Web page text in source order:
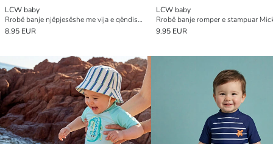
LCW baby
Rrobë banje njëpjesëshe me vija e qëndisur për foshnja djem
8.95 EUR
LCW baby
9.95 EUR